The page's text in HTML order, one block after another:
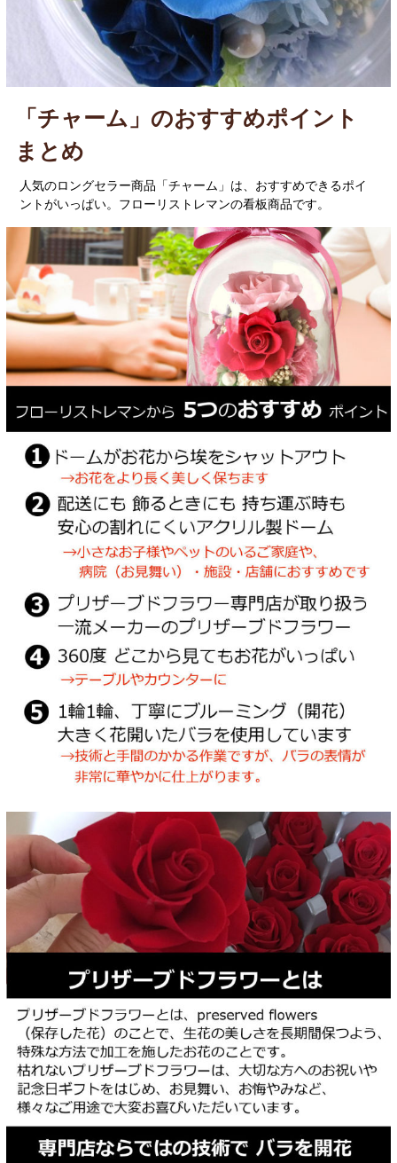
「チャーム」のおすすめポイント
まとめ
人気のロングセラー商品「チャーム」は、おすすめできるポイ
ントがいっぱい。フローリストレマンの看板商品です。